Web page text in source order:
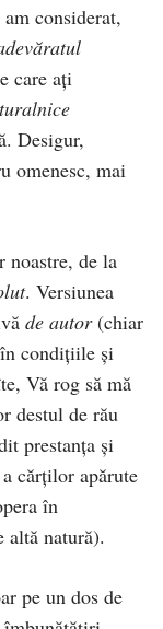
considerat,
care aţi
Desigur,
omenesc, mai
noastre, de la
. Versiunea
de autor(chiar
condiţiile şi
Vă rog să mă
destul de rău
prestanţa şi
cărţilor apărute
în
altă natură).
pe un dos de